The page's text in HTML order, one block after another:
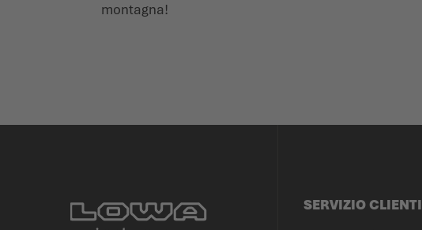
montagna!
SERVIZIO CLIENTI